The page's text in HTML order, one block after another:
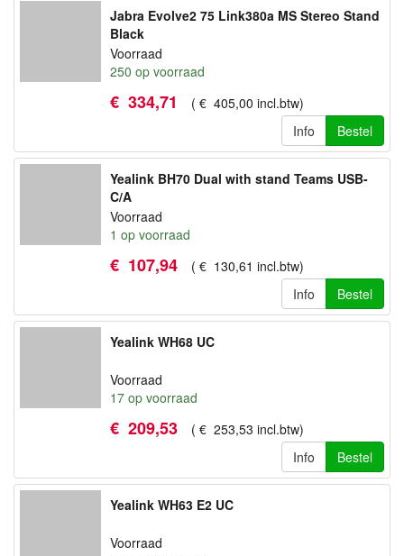
Jabra Evolve2 75 Link380a MS Stereo Stand
Black
Voorraad
250 op voorraad
€ 334,71 ( € 405,00 incl.btw)
Info
Bestel
Yealink BH70 Dual with stand Teams USB-
C/A
Voorraad
1 op voorraad
€ 107,94 ( € 130,61 incl.btw)
Info
Bestel
Yealink WH68 UC
Voorraad
17 op voorraad
€ 209,53 ( € 253,53 incl.btw)
Info
Bestel
Yealink WH63 E2 UC
Voorraad